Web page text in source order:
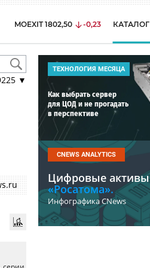
MOEXIT 1802,50 -0,23 КАТАЛОГ
▼
ТЕХНОЛОГИЯ МЕСЯЦА
Как выбрать сервер
для ЦОД и не прогадать
в перспективе
CNEWS ANALYTICS
Цифровые активы
«Росатома».
Инфографика CNews